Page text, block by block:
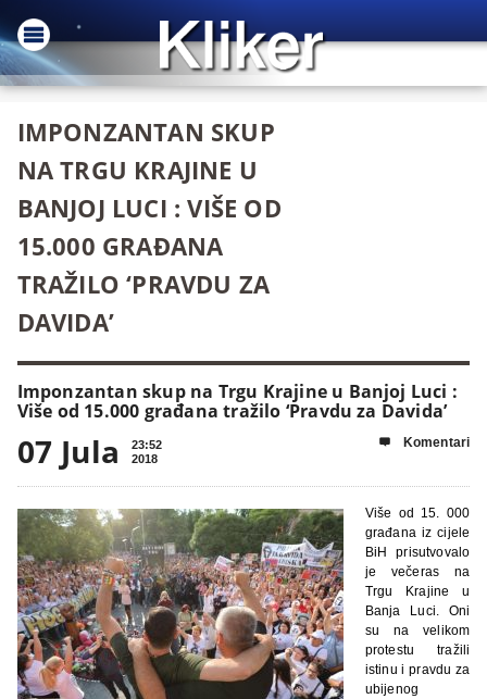
IMPONZANTAN SKUP
NA TRGU KRAJINE U
BANJOJ LUCI : VIŠE OD
15.000 GRAĐANA
TRAŽILO ‘PRAVDU ZA
DAVIDA’
Imponzantan skup na Trgu Krajine u Banjoj Luci :
Više od 15.000 građana tražilo ‘Pravdu za Davida’
07 Jula
23:52
2018
 Komentari
Više od 15. 000
građana iz cijele
BiH prisutvovalo
je večeras na
Trgu Krajine u
Banja Luci. Oni
su na velikom
protestu tražili
istinu i pravdu za
ubijenog